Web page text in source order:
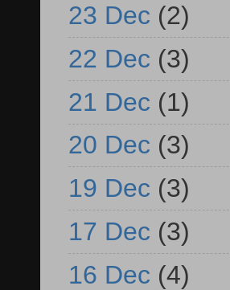
23 Dec (2)
22 Dec (3)
21 Dec (1)
20 Dec (3)
19 Dec (3)
17 Dec (3)
16 Dec (4)